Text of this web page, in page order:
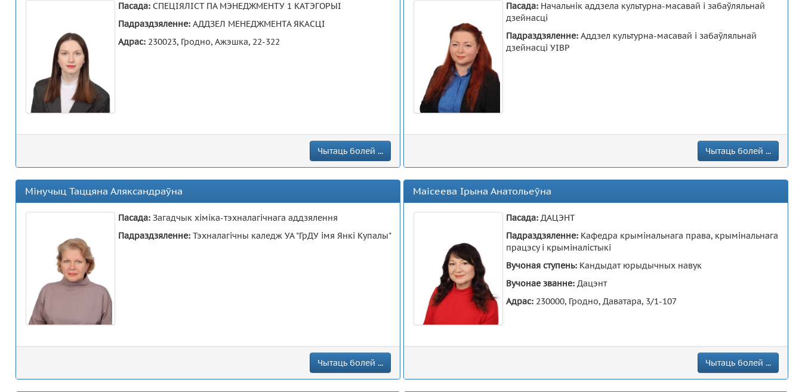
Пасада: СПЕЦІЯЛІСТ ПА МЭНЕДЖМЕНТУ 1 КАТЭГОРЫІ
Падраздзяленне: АДДЗЕЛ МЕНЕДЖМЕНТА ЯКАСЦІ
Адрас: 230023, Гродно, Ажэшка, 22-322
Чытаць болей ...
Пасада: Начальнік аддзела культурна-масавай і забаўляльнай
дзейнасці
Падраздзяленне: Аддзел культурна-масавай і забаўляльнай
дзейнасці УІВР
Чытаць болей ...
Мінучыц Таццяна Аляксандраўна
Пасада: Загадчык хіміка-тэхналагічнага аддзялення
Падраздзяленне: Тэхналагічны каледж УА "ГрДУ імя Янкі Купалы"
Чытаць болей ...
Маісеева Ірына Анатольеўна
Пасада: ДАЦЭНТ
Падраздзяленне: Кафедра крымінальнага права, крымінальнага
працэсу і крыміналістыкі
Вучоная ступень: Кандыдат юрыдычных навук
Вучонае званне: Дацэнт
Адрас: 230000, Гродно, Даватара, 3/1-107
Чытаць болей ...